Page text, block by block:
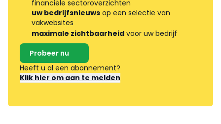
financiële sectoroverzichten
uw bedrijfsnieuws op een selectie van
vakwebsites
maximale zichtbaarheid voor uw bedrijf
Probeer nu
Heeft u al een abonnement?
Klik hier om aan te melden